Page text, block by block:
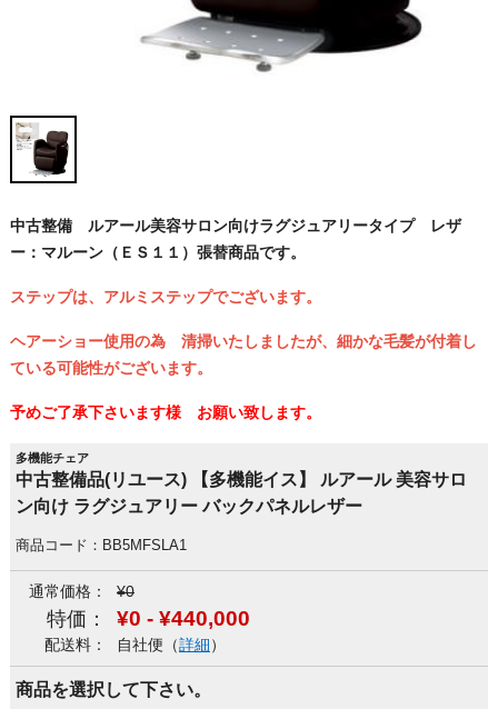
中古整備 ルアール美容サロン向けラグジュアリータイプ レザ
ー：マルーン（ＥＳ１１）張替商品です。
ステップは、アルミステップでございます。
ヘアーショー使用の為 清掃いたしましたが、細かな毛髪が付着し
ている可能性がございます。
予めご了承下さいます様 お願い致します。
多機能チェア
中古整備品(リユース) 【多機能イス】 ルアール 美容サロ
ン向け ラグジュアリー バックパネルレザー
商品コード：BB5MFSLA1
通常価格： ¥0
特価： ¥0 - ¥440,000
配送料： 自社便（詳細 ）
商品を選択して下さい。